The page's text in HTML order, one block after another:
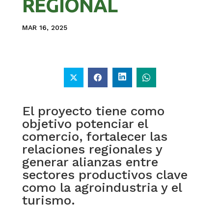
REGIONAL
MAR 16, 2025
El proyecto tiene como
objetivo potenciar el
comercio, fortalecer las
relaciones regionales y
generar alianzas entre
sectores productivos clave
como la agroindustria y el
turismo.